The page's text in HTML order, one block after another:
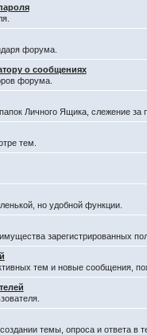
форума.
о сообщениях
форума.
Личного Ящика, слежение
тем.
но удобной функции.
зарегистрированных
тем и новые сообщения,
темы, опроса и ответа в